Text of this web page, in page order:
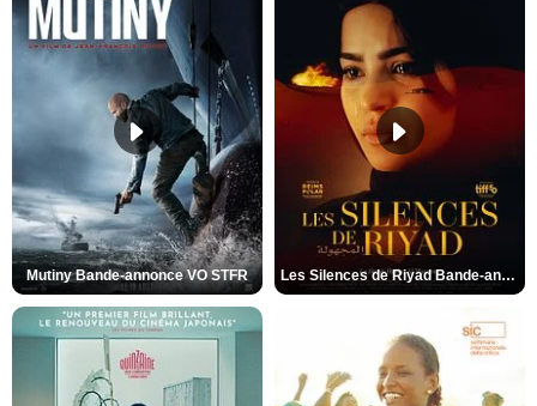
Mutiny Bande-annonce VO STFR Les Silences de Riyad Bande-annonce VO STFR